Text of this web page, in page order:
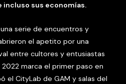
sus economías.
serie de encuentros y
el apetito por una
entre cultores y entusiastas
marca el primer paso en
el CityLab de GAM y salas del